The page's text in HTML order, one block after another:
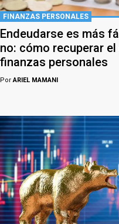
FINANZAS PERSONALES
Endeudarse es más
no: cómo recuperar
finanzas personales
PorARIEL MAMANI